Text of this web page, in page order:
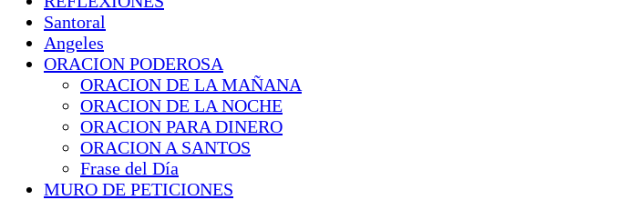
Santoral
Angeles
ORACION PODEROSA
ORACION DE LA MAÑANA
ORACION DE LA NOCHE
ORACION PARA DINERO
ORACION A SANTOS
Frase del Día
MURO DE PETICIONES